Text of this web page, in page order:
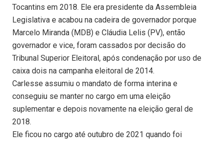
Tocantins em 2018. Ele era presidente da Assembleia
Legislativa e acabou na cadeira de governador porque
Marcelo Miranda (MDB) e Cláudia Lelis (PV), então
governador e vice, foram cassados por decisão do
Tribunal Superior Eleitoral, após condenação por uso de
caixa dois na campanha eleitoral de 2014.
Carlesse assumiu o mandato de forma interina e
conseguiu se manter no cargo em uma eleição
suplementar e depois novamente na eleição geral de
2018.
Ele ficou no cargo até outubro de 2021 quando foi